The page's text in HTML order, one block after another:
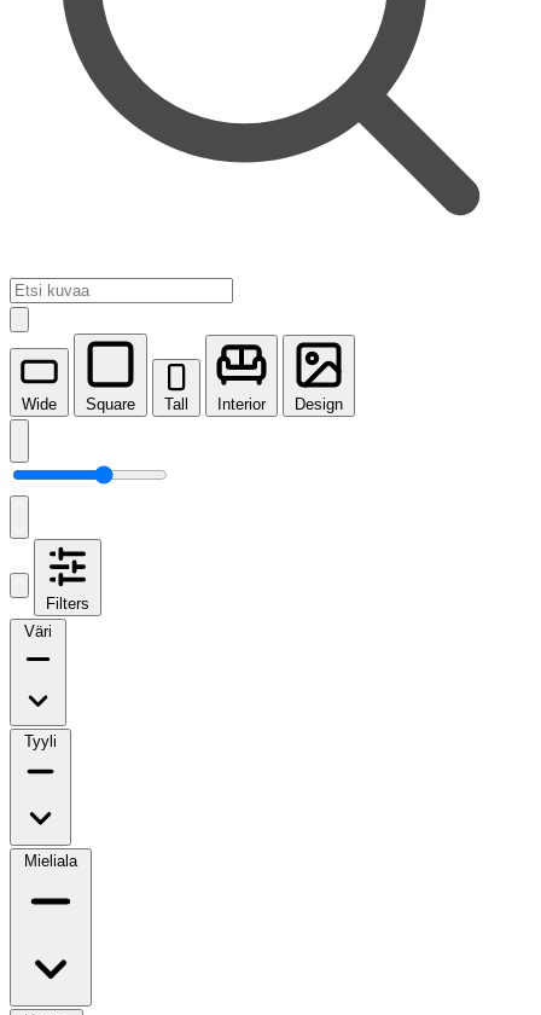
Wide Square Tall Interior Design
Filters
Väri
Tyyli
Mieliala